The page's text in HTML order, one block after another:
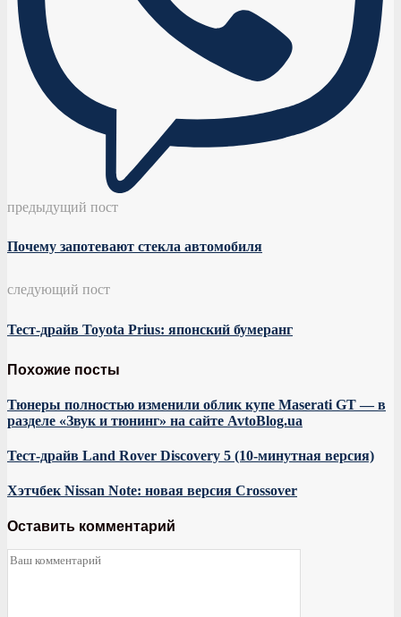
предыдущий пост
Почему запотевают стекла автомобиля
следующий пост
Тест-драйв Toyota Prius: японский бумеранг
Похожие посты
Тюнеры полностью изменили облик купе Maserati GT — в
разделе «Звук и тюнинг» на сайте AvtoBlog.ua
Тест-драйв Land Rover Discovery 5 (10-минутная версия)
Хэтчбек Nissan Note: новая версия Crossover
Оставить комментарий